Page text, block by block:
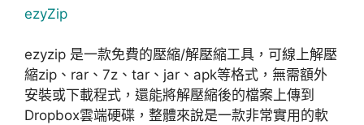
ezyZip
ezyzip 是一款免費的壓縮/解壓縮工具，可線上解壓
縮zip、rar、7z、tar、jar、apk等格式，無需額外
安裝或下載程式，還能將解壓縮後的檔案上傳到
Dropbox雲端硬碟，整體來說是一款非常實用的軟